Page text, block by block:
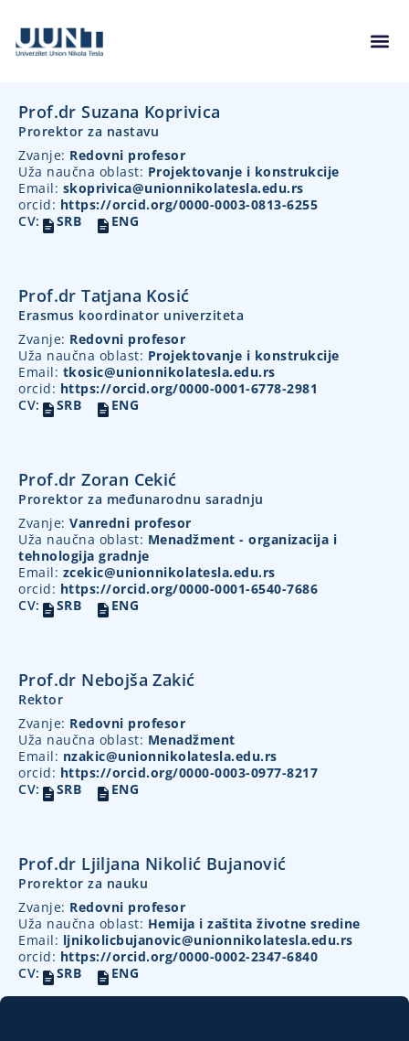
Prof.dr Suzana Koprivica
Prorektor za nastavu
Zvanje: Redovni profesor
Uža naučna oblast: Projektovanje i konstrukcije
Email: skoprivica@unionnikolatesla.edu.rs
orcid: https://orcid.org/0000-0003-0813-6255
CV:
SRB ENG
Prof.dr Tatjana Kosić
Erasmus koordinator univerziteta
Zvanje: Redovni profesor
Uža naučna oblast: Projektovanje i konstrukcije
Email: tkosic@unionnikolatesla.edu.rs
orcid: https://orcid.org/0000-0001-6778-2981
CV:
SRB ENG
Prof.dr Zoran Cekić
Prorektor za međunarodnu saradnju
Zvanje: Vanredni profesor
Uža naučna oblast: Menadžment - organizacija i
tehnologija gradnje
Email: zcekic@unionnikolatesla.edu.rs
orcid: https://orcid.org/0000-0001-6540-7686
CV:
SRB ENG
Prof.dr Nebojša Zakić
Rektor
Zvanje: Redovni profesor
Uža naučna oblast: Menadžment
Email: nzakic@unionnikolatesla.edu.rs
orcid: https://orcid.org/0000-0003-0977-8217
CV:
SRB ENG
Prof.dr Ljiljana Nikolić Bujanović
Prorektor za nauku
Zvanje: Redovni profesor
Uža naučna oblast: Hemija i zaštita životne sredine
Email: ljnikolicbujanovic@unionnikolatesla.edu.rs
orcid: https://orcid.org/0000-0002-2347-6840
CV:
SRB ENG